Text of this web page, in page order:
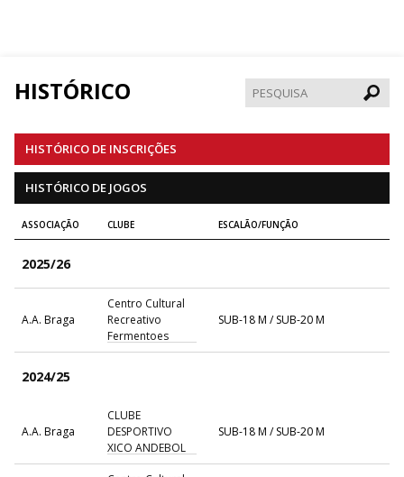
HISTÓRICO
HISTÓRICO DE INSCRIÇÕES
HISTÓRICO DE JOGOS
ASSOCIAÇÃO CLUBE ESCALÃO/FUNÇÃO
2025/26
A.A. Braga
Centro Cultural
Recreativo
Fermentoes
SUB-18 M / SUB-20 M
2024/25
A.A. Braga
CLUBE
DESPORTIVO
XICO ANDEBOL
SUB-18 M / SUB-20 M